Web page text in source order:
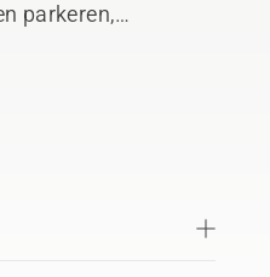
parkeren,